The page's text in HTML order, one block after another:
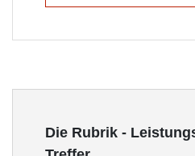
Die Rubrik -